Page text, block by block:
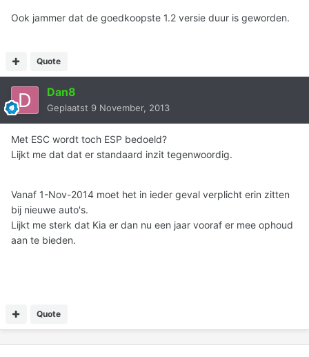
Ook jammer dat de goedkoopste 1.2 versie duur is geworden.
Quote
Dan8
Geplaatst 9 November, 2013
Met ESC wordt toch ESP bedoeld?
Lijkt me dat dat er standaard inzit tegenwoordig.
Vanaf 1-Nov-2014 moet het in ieder geval verplicht erin zitten
bij nieuwe auto's.
Lijkt me sterk dat Kia er dan nu een jaar vooraf er mee ophoud
aan te bieden.
Quote